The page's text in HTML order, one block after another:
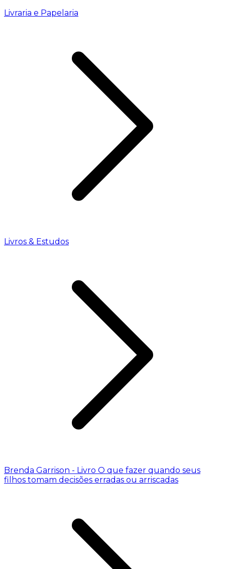
Livraria e Papelaria
Livros & Estudos
Brenda Garrison - Livro O que fazer quando seus
filhos tomam decisões erradas ou arriscadas